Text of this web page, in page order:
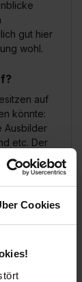
Cookies
gut hier
wohl.
auf
könnte:
Ausbilder
etc. Der
Spaß zu
Der
Unter
und
Noten